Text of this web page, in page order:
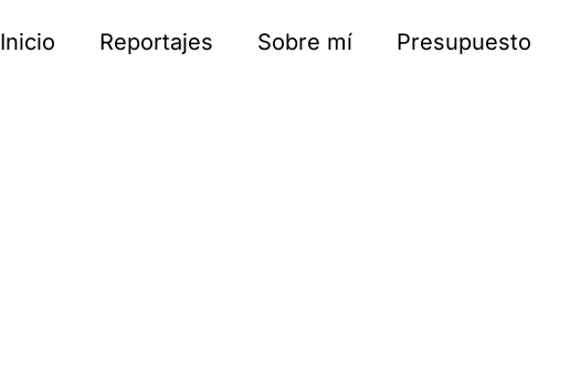
Inicio Reportajes Sobre mí Presupuesto